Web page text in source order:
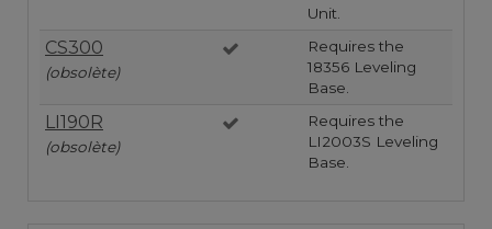
Unit.
CS300
(obsolète)
Requires the
18356 Leveling
Base.
LI190R
(obsolète)
Requires the
LI2003S Leveling
Base.